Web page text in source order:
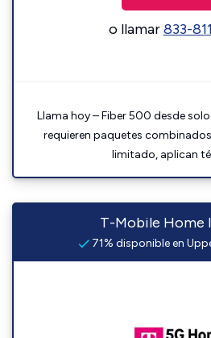
o llamar833-
Llama hoy – Fiber 500 desde
requieren paquetes
limitado, aplican
T-Mobile Home
71% disponible en